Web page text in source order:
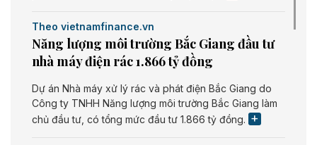
Theo vietnamfinance.vn
Năng lượng môi trường Bắc Giang đầu tư
nhà máy điện rác 1.866 tỷ đồng
Dự án Nhà máy xử lý rác và phát điện Bắc Giang do
Công ty TNHH Năng lượng môi trường Bắc Giang làm
chủ đầu tư, có tổng mức đầu tư 1.866 tỷ đồng.